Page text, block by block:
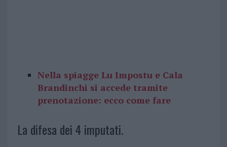
Nella spiagge Lu Impostu e Cala
Brandinchi si accede tramite
prenotazione: ecco come fare
La difesa dei 4 imputati.